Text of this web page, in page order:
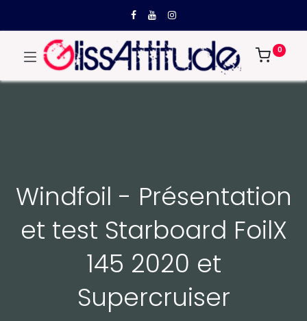
0
Windfoil - Présentation
et test Starboard FoilX
145 2020 et
Supercruiser